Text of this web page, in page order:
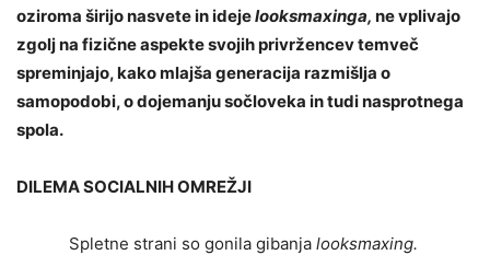
oziroma širijo nasvete in idejelooksmaxinga, ne vplivajo
zgolj na fizične aspekte svojih privržencev temveč
spreminjajo, kako mlajša generacija razmišlja o
samopodobi, o dojemanju sočloveka in tudi nasprotnega
spola.
DILEMA SOCIALNIH OMREŽJI
Spletne strani so gonila gibanja looksmaxing.